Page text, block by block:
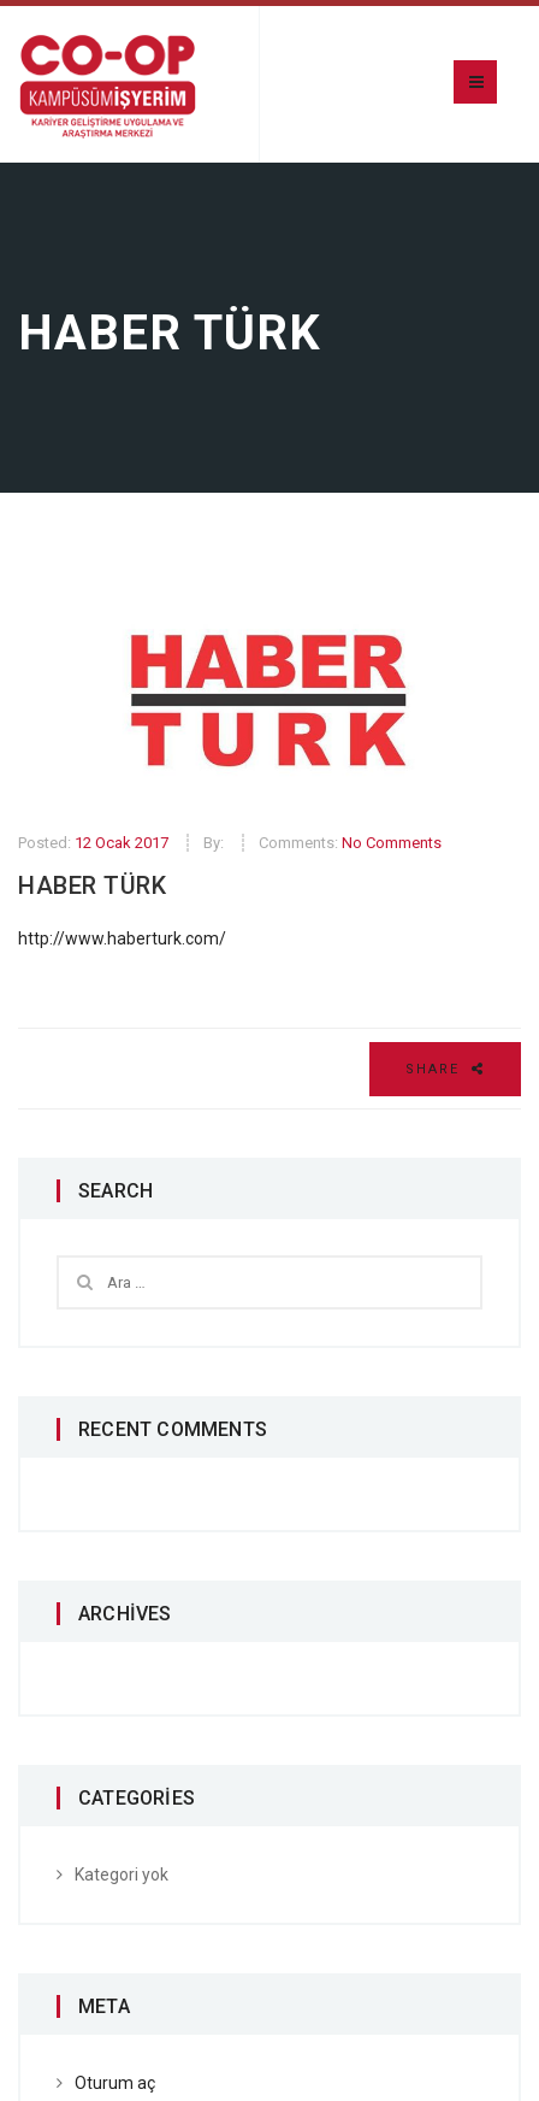
HABER TÜRK
Posted: 12 Ocak 2017 By: Comments: No Comments
HABER TÜRK
http://www.haberturk.com/
SHARE
SEARCH
RECENT COMMENTS
ARCHIVES
CATEGORIES
Kategori yok
META
Oturum aç